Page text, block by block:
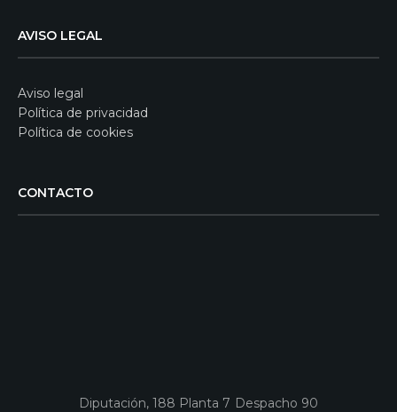
AVISO LEGAL
Aviso legal
Política de privacidad
Política de cookies
CONTACTO
Diputación, 188 Planta 7 Despacho 90